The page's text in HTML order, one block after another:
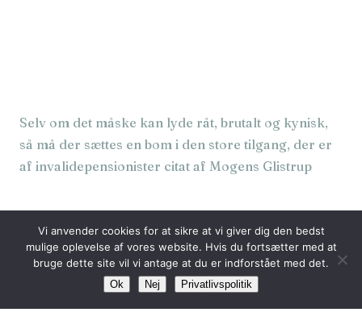
Selv om det måske kan lyde råt, brutalt og kynisk,
så må der sættes en bom i den store tilgang, der er
af invalidepensionister citat af Mogens Glistrup
← TIL FORSIDEN
Vi anvender cookies for at sikre at vi giver dig den bedst
mulige oplevelse af vores website. Hvis du fortsætter med at
bruge dette site vil vi antage at du er indforstået med det.
Ok Nej Privatlivspolitik